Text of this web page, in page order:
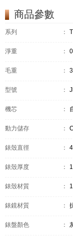
商品參數
系列 ：
淨重 ：
毛重 ：
型號 ：
機芯 ：
動力儲存 ：
錶殼直徑 ：
錶殼厚度 ：
錶殼材質 ：
錶鏡材質 ：
錶盤顏色 ：